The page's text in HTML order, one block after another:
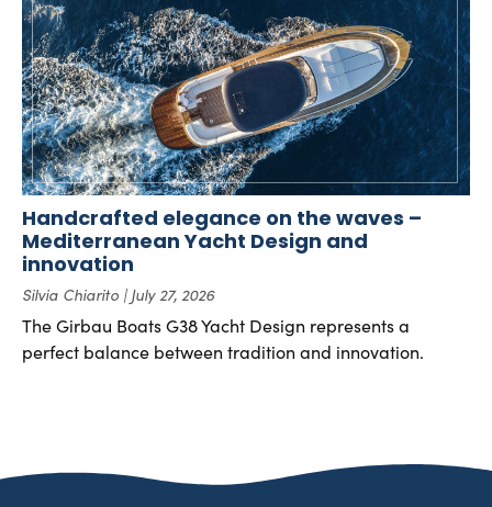
Handcrafted elegance on the waves –
Mediterranean Yacht Design and
innovation
Silvia Chiarito July 27, 2026
The Girbau Boats G38 Yacht Design represents a
perfect balance between tradition and innovation.